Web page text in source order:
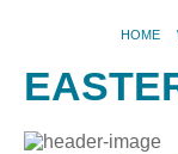
HOME